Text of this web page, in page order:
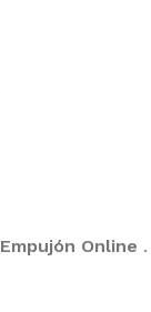
Empujón Online .